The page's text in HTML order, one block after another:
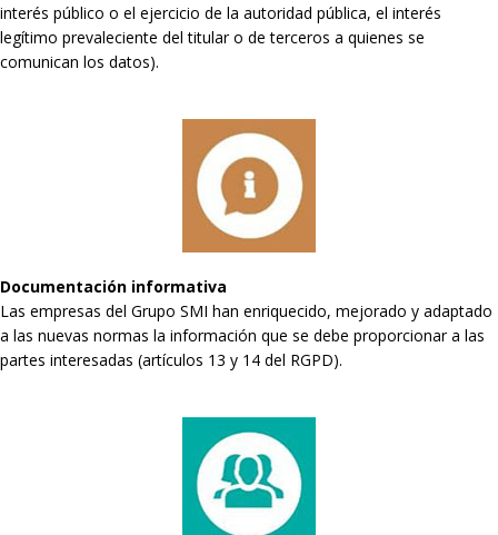
interés público o el ejercicio de la autoridad pública, el interés
legítimo prevaleciente del titular o de terceros a quienes se
comunican los datos).
Documentación informativa
Las empresas del Grupo SMI han enriquecido, mejorado y adaptado
a las nuevas normas la información que se debe proporcionar a las
partes interesadas (artículos 13 y 14 del RGPD).